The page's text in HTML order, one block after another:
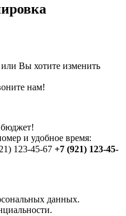
или Вы хотите изменить
нам!
и удобное время:
123-45-67 +7 (921) 123-45-
данных.